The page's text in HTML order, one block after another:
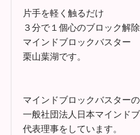
片手を軽く触るだけ
３分で１個心のブロック解除
マインドブロックバスター
栗山葉湖です。
マインドブロックバスター
一般社団法人日本マインド
代表理事をしています。